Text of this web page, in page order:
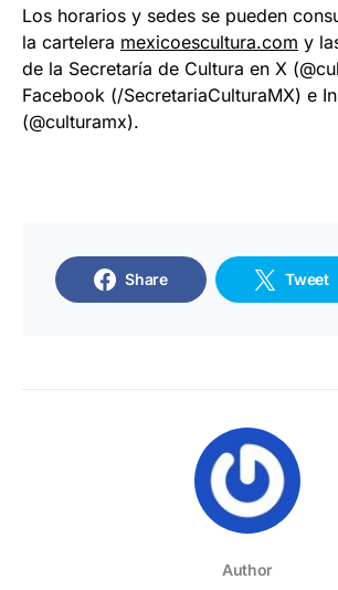
Los horarios y sedes se pueden
la cartelera mexicoescultura.com y
de la Secretaría de Cultura en X
Facebook (/SecretariaCulturaMX) e
(@culturamx).
Share Tweet
Author